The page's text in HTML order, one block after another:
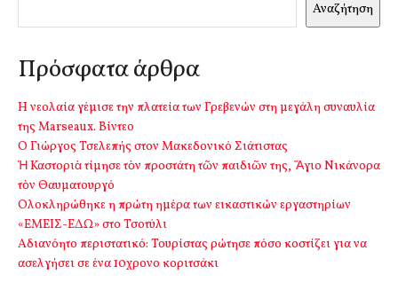
Αναζήτηση
Πρόσφατα άρθρα
Η νεολαία γέμισε την πλατεία των Γρεβενών στη μεγάλη συναυλία
της Marseaux. Βίντεο
Ο Γιώργος Τσελεπής στον Μακεδονικό Σιάτιστας
Ἡ Καστοριὰ τίμησε τὸν προστάτη τῶν παιδιῶν της, Ἅγιο Νικάνορα
τὸν Θαυματουργό
Ολοκληρώθηκε η πρώτη ημέρα των εικαστικών εργαστηρίων
«ΕΜΕΙΣ-ΕΔΩ» στο Τσοτύλι
Αδιανόητο περιστατικό: Τουρίστας ρώτησε πόσο κοστίζει για να
ασελγήσει σε ένα 10χρονο κοριτσάκι